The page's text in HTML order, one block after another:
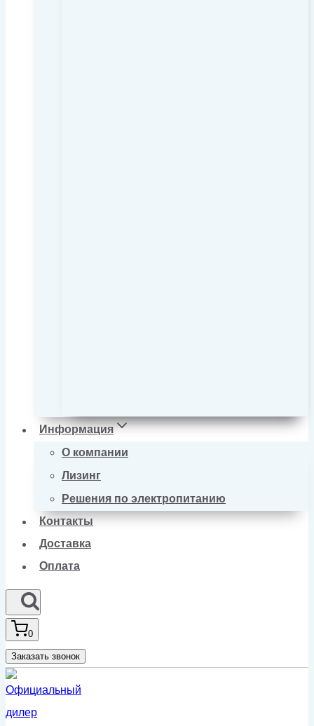
Информация
О компании
Лизинг
Решения по электропитанию
Контакты
Доставка
Оплата
0
Заказать звонок